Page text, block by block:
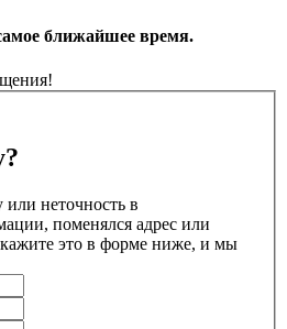
ближайшее время.
неточность в
поменялся адрес или
это в форме ниже, и мы